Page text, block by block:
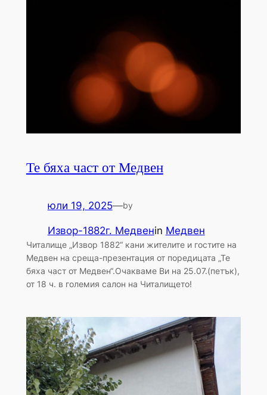
Те бяха част от Медвен
юли 19, 2025—by
Извор-1882г. Медвенin Медвен
Читалище „Извор 1882“ кани жителите и гостите на
Медвен на среща-презентация от поредицата „Те
бяха част от Медвен“.Очакваме Ви на 25.07.(петък),
от 18 ч. в големия салон на Читалището!